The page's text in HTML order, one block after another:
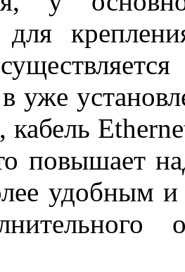
для
уже
кабель
повышает
удобным